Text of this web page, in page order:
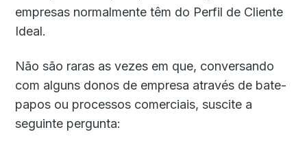
empresas normalmente têm do Perfil de Cliente
Ideal.
Não são raras as vezes em que, conversando
com alguns donos de empresa através de bate-
papos ou processos comerciais, suscite a
seguinte pergunta: